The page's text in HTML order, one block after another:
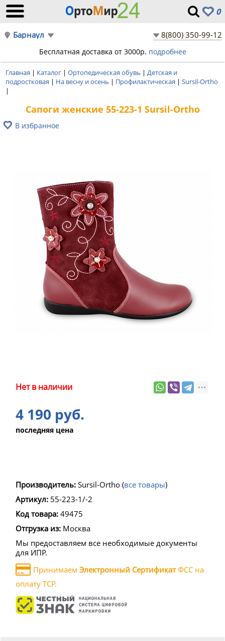
0
Барнаул 8(800) 350-99-12
Бесплатная доставка от 3000р. подробнее
Главная | Каталог | Ортопедическая обувь | Детская и
подростковая | На весну и осень | Профилактическая | Sursil-Ortho
|
Сапоги женские 55-223-1 Sursil-Ortho
В избранное
Нет в наличии
4 190 руб.
последняя цена
Производитель: Sursil-Ortho (все товары)
Артикул: 55-223-1/-2
Код товара: 49475
Отгрузка из: Москва
Мы предоставляем все необходимые документы
для ИПР.
Принимаем Электронный СертификатФСС на
оплату ТСР.